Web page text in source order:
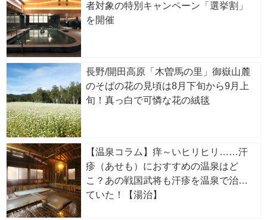
者対象の特別キャンペーン「選挙割」
を開催
長野/開田高原「木曽馬の里」御嶽山麓
のそばの花の見頃は8月下旬から9月上
旬！真っ白で可憐な花の絨毯
【温泉コラム】痒～いヒリヒリ……汗
疹（あせも）におすすめの温泉はど
こ？あの戦国武将も汗疹を温泉で治し
ていた！【湯治】